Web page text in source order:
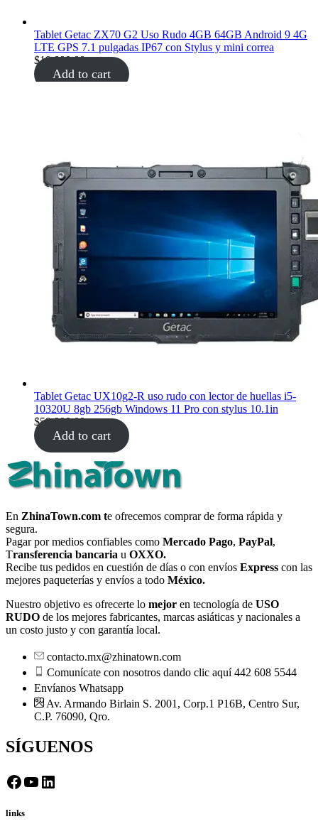
Tablet Getac ZX70 G2 Uso Rudo 4GB 64GB Android 9 4G
LTE GPS 7.1 pulgadas IP67 con Stylus y mini correa
$19,899.00
Add to cart
Tablet Getac UX10g2-R uso rudo con lector de huellas i5-
10320U 8gb 256gb Windows 11 Pro con stylus 10.1in
$59,999.00
Add to cart
En ZhinaTown.com te ofrecemos comprar de forma rápida y
segura.
Pagar por medios confiables como Mercado Pago, PayPal,
Transferencia bancaria u OXXO.
Recibe tus pedidos en cuestión de días o con envíos Express con las
mejores paqueterías y envíos a todo México.
Nuestro objetivo es ofrecerte lo mejor en tecnología de USO
RUDO de los mejores fabricantes, marcas asiáticas y nacionales a
un costo justo y con garantía local.
contacto.mx@zhinatown.com
Comunícate con nosotros dando clic aquí 442 608 5544
Envíanos Whatsapp
Av. Armando Birlain S. 2001, Corp.1 P16B, Centro Sur,
C.P. 76090, Qro.
SÍGUENOS
Facebook
YouTube
LinkedIn
links